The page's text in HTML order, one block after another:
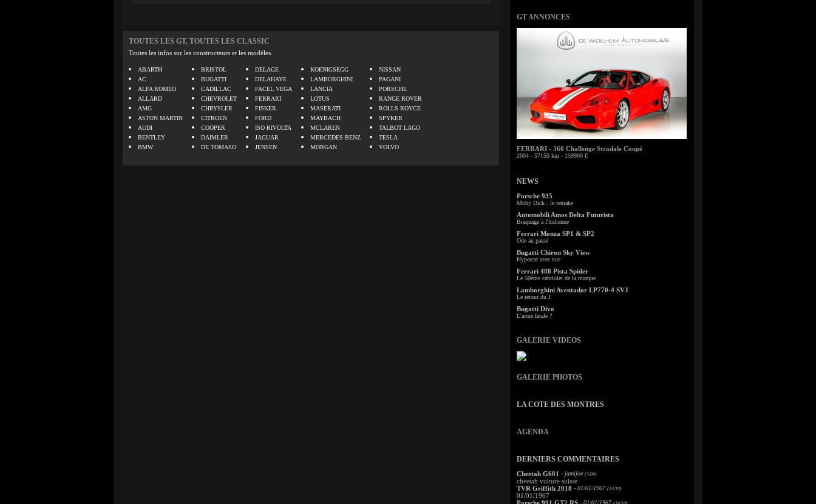
TOUTES LES GT, TOUTES LES CLASSIC
Toutes les infos sur les constructeurs et les modèles.
ABARTH
AC
ALFA ROMEO
ALLARD
AMG
ASTON MARTIN
AUDI
BENTLEY
BMW
BRISTOL
BUGATTI
CADILLAC
CHEVROLET
CHRYSLER
CITROEN
COOPER
DAIMLER
DE TOMASO
DELAGE
DELAHAYE
FACEL VEGA
FERRARI
FISKER
FORD
ISO RIVOLTA
JAGUAR
JENSEN
KOENIGSEGG
LAMBORGHINI
LANCIA
LOTUS
MASERATI
MAYBACH
MCLAREN
MERCEDES BENZ
MORGAN
NISSAN
PAGANI
PORSCHE
RANGE ROVER
ROLLS ROYCE
SPYKER
TALBOT LAGO
TESLA
VOLVO
GT ANNONCES
FERRARI - 360 Challenge Stradale Coupé
2004 - 57150 km - 159900 €
NEWS
Porsche 935
Moby Dick : le remake
Automobili Amos Delta Futurista
Braquage à l'italienne
Ferrari Monza SP1 & SP2
Ode au passé
Bugatti Chiron Sky View
Hypercar avec vue
Ferrari 488 Pista Spider
Le 50ème cabriolet de la marque
Lamborghini Aventador LP770-4 SVJ
Le retour du J
Bugatti Divo
L'arme fatale ?
GALERIE VIDEOS
GALERIE PHOTOS
LA COTE DES MONTRES
AGENDA
DERNIERS COMMENTAIRES
Cheetah G601 - jamijoe (5/04)
cheetah voiture suisse
TVR Griffith 2018 - 01/01/1967 (14/10)
01/01/1967
- 01/01/1967